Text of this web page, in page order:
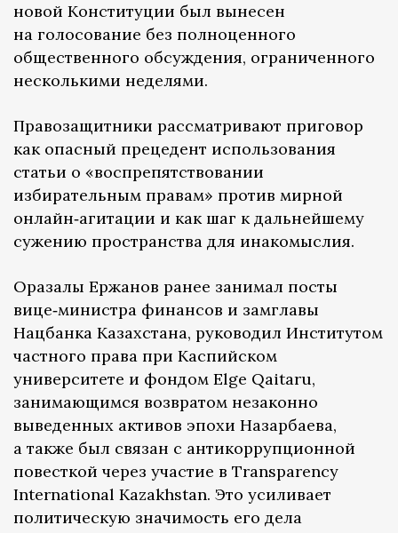
новой Конституции был вынесен
на голосование без полноценного
общественного обсуждения, ограниченного
несколькими неделями.
Правозащитники рассматривают приговор
как опасный прецедент использования
статьи о «воспрепятствовании
избирательным правам» против мирной
онлайн‑агитации и как шаг к дальнейшему
сужению пространства для инакомыслия.
Оразалы Ержанов ранее занимал посты
вице‑министра финансов и замглавы
Нацбанка Казахстана, руководил Институтом
частного права при Каспийском
университете и фондом Elge Qaitaru,
занимающимся возвратом незаконно
выведенных активов эпохи Назарбаева,
а также был связан с антикоррупционной
повесткой через участие в Transparency
International Kazakhstan. Это усиливает
политическую значимость его дела